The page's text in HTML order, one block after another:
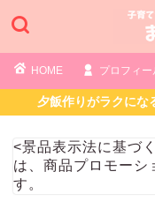
HOME プロフィー
夕飯作りがラクにな
<景品表示法に基づ
は、商品プロモーシ
す。